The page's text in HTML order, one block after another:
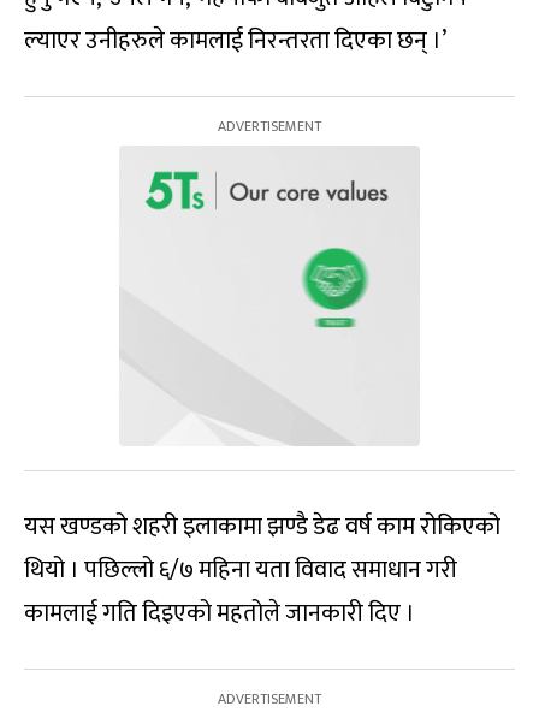
ल्याएर उनीहरुले कामलाई निरन्तरता दिएका छन् ।’
यस खण्डको शहरी इलाकामा झण्डै डेढ वर्ष काम रोकिएको
थियो । पछिल्लो ६/७ महिना यता विवाद समाधान गरी
कामलाई गति दिइएको महतोले जानकारी दिए ।